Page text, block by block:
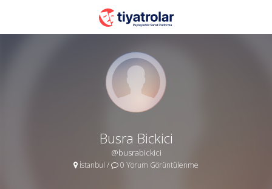
Busra Bickici
@busrabickici
İstanbul / 0 Yorum Görüntülenme